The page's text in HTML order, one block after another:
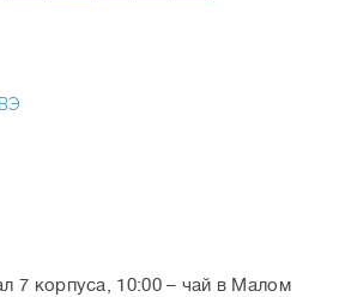
7 корпуса, 10:00 – чай в Малом